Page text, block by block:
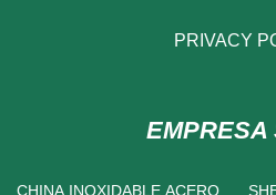
PRIVACY
EMPRESA
CHINA INOXIDABLE ACERO